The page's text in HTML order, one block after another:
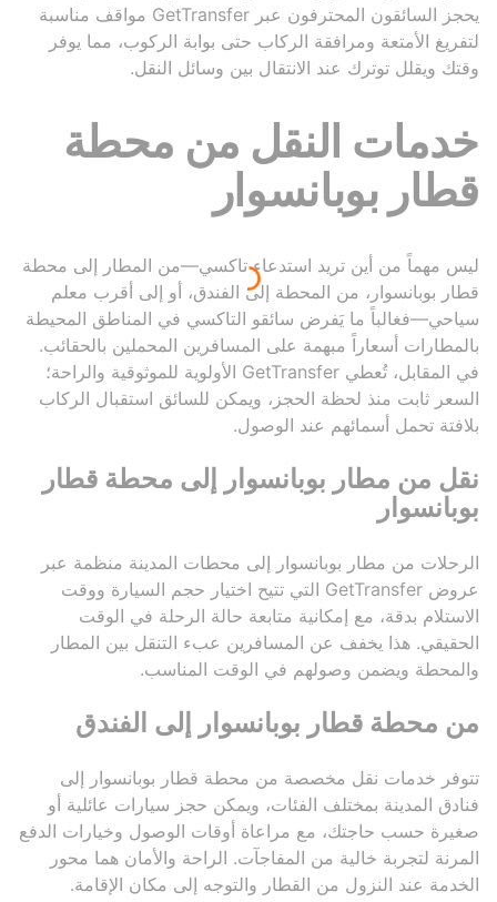
يحجز السائقون المحترفون عبر GetTransfer مواقف مناسبة
لتفريغ الأمتعة ومرافقة الركاب حتى بوابة الركوب، مما يوفر
وقتك ويقلل توترك عند الانتقال بين وسائل النقل.
خدمات النقل من محطة
قطار بوبانسوار
ليس مهماً من أين تريد استدعاء تاكسي—من المطار إلى محطة
قطار بوبانسوار، من المحطة إلى الفندق، أو إلى أقرب معلم
سياحي—فغالباً ما يَفرض سائقو التاكسي في المناطق المحيطة
بالمطارات أسعاراً مبهمة على المسافرين المحملين بالحقائب.
في المقابل، تُعطي GetTransfer الأولوية للموثوقية والراحة؛
السعر ثابت منذ لحظة الحجز، ويمكن للسائق استقبال الركاب
بلافتة تحمل أسمائهم عند الوصول.
نقل من مطار بوبانسوار إلى محطة قطار
بوبانسوار
الرحلات من مطار بوبانسوار إلى محطات المدينة منظمة عبر
عروض GetTransfer التي تتيح اختيار حجم السيارة ووقت
الاستلام بدقة، مع إمكانية متابعة حالة الرحلة في الوقت
الحقيقي. هذا يخفف عن المسافرين عبء التنقل بين المطار
والمحطة ويضمن وصولهم في الوقت المناسب.
من محطة قطار بوبانسوار إلى الفندق
تتوفر خدمات نقل مخصصة من محطة قطار بوبانسوار إلى
فنادق المدينة بمختلف الفئات، ويمكن حجز سيارات عائلية أو
صغيرة حسب حاجتك، مع مراعاة أوقات الوصول وخيارات الدفع
المرنة لتجربة خالية من المفاجآت. الراحة والأمان هما محور
الخدمة عند النزول من القطار والتوجه إلى مكان الإقامة.